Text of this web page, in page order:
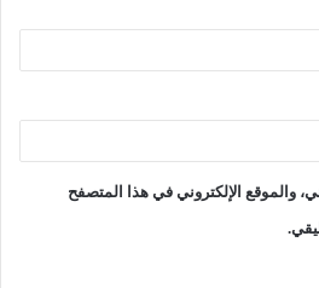
والموقع الإلكتروني في هذا المتصفح